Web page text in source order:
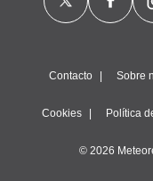
Contacto Sobre
Cookies Política
© 2026